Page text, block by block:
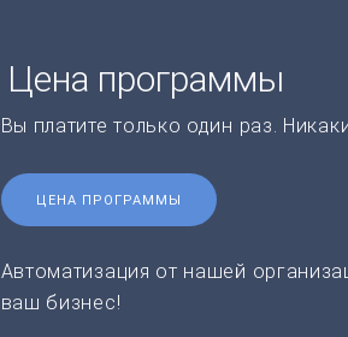
Цена программы
Вы платите только один раз.
ЦЕНА ПРОГРАММЫ
Автоматизация от нашей
ваш бизнес!